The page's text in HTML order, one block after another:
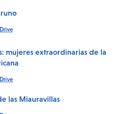
mujeres extraordinarias de la
las Miauravillas